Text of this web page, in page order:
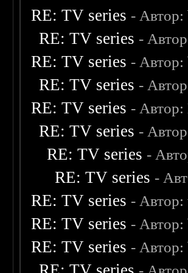
RE: TV series - Автор:
RE: TV series -
RE: TV series - Автор:
RE: TV series -
RE: TV series - Автор:
RE: TV series -
RE: TV series -
RE: TV series -
RE: TV series - Автор:
RE: TV series - Автор:
RE: TV series - Автор: